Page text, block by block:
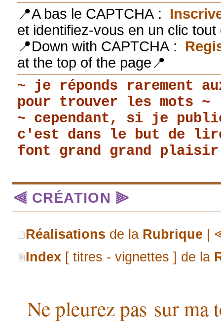
📍A bas le CAPTCHA :
et identifiez-vous en un clic
📍Down with CAPTCHA :
at the top of the page📍
~ je réponds rarement
pour trouver les mots ~
~ cependant, si je
c'est dans le but de
font grand grand
⫷ CRÉATION ⫸
Réalisations de la Rubrique |
Index [ titres - vignettes ] de la
Ne pleurez pas sur ma